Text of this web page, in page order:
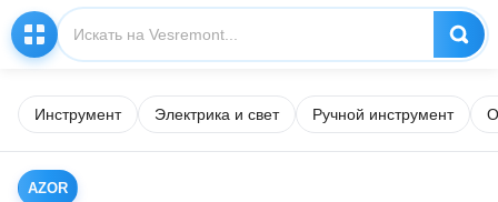
Инструмент Электрика и свет Ручной инструмент
AZOR